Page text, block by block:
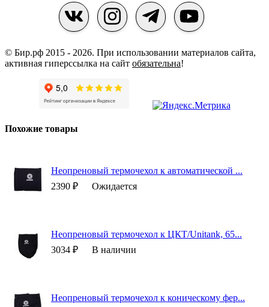
© Бир.рф 2015 - 2026. При использовании материалов сайта,
активная гиперссылка на сайт обязательна!
Похожие товары
Неопреновый термочехол к автоматической ...
2390 ₽
Ожидается
Неопреновый термочехол к ЦКТ/Unitank, 65...
3034 ₽
В наличии
Неопреновый термочехол к коническому фер...